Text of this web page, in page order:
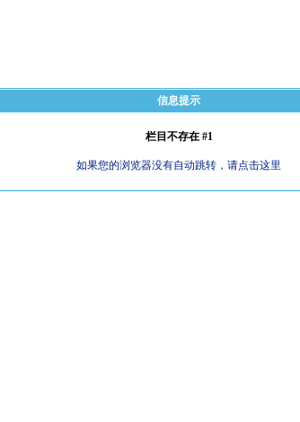
信息提示
栏目不存在 #1
如果您的浏览器没有自动跳转，请点击这里